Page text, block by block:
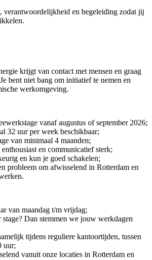
verantwoordelijkheid en begeleiding zodat jij
krijgt van contact met mensen en graag
bent niet bang om initiatief te nemen en
werkomgeving.
vanaf augustus of september 2026;
32 uur per week beschikbaar;
van minimaal 4 maanden;
en communicatief sterk;
en kun je goed schakelen;
probleem om afwisselend in Rotterdam en
van maandag t/m vrijdag;
Dan stemmen we jouw werkdagen
tijdens reguliere kantoortijden, tussen
uur;
vanuit onze locaties in Rotterdam en